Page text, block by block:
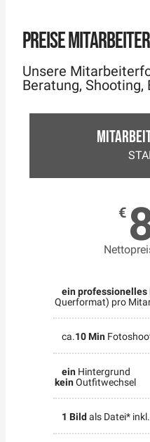
PREISE
Unsere
Beratung,
€
ein professionelles
Querformat) pro
ca.10 Min
ein Hintergrund
keinOutfitwechsel
1 Bild als Datei*